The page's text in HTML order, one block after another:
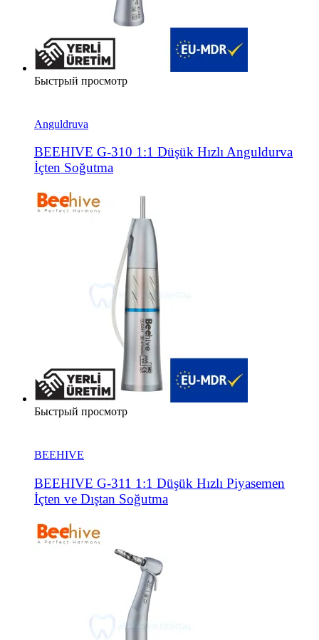
Быстрый просмотр
Anguldruva
BEEHIVE G-310 1:1 Düşük Hızlı Anguldurva
İçten Soğutma
Быстрый просмотр
BEEHIVE
BEEHIVE G-311 1:1 Düşük Hızlı Piyasemen
İçten ve Dıştan Soğutma